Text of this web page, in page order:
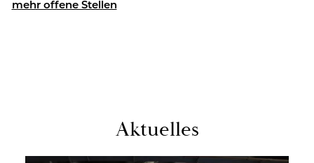
mehr of­fe­ne Stel­len
Ak­tu­el­les